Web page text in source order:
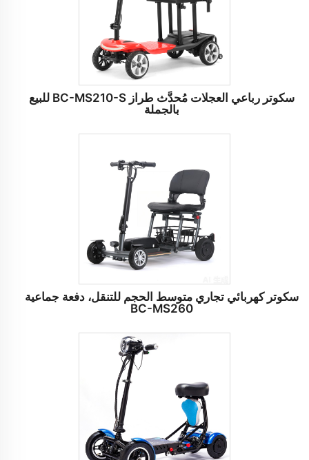
سكوتر رباعي العجلات مُحدَّث طراز BC-MS210-S للبيع
بالجملة
سكوتر كهربائي تجاري متوسط الحجم للتنقل، دفعة جماعية
BC-MS260